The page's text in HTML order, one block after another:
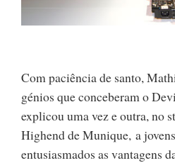
Com paciência de santo,
génios que conceberam o
explicou uma vez e outra, no
Highend de Munique, a
entusiasmados as vantagens